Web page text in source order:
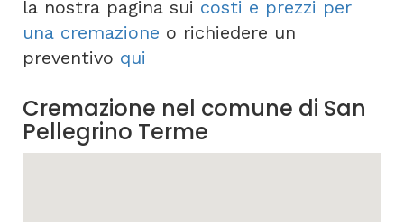
la nostra pagina sui costi e prezzi per
una cremazione o richiedere un
preventivo qui
Cremazione nel comune di San
Pellegrino Terme